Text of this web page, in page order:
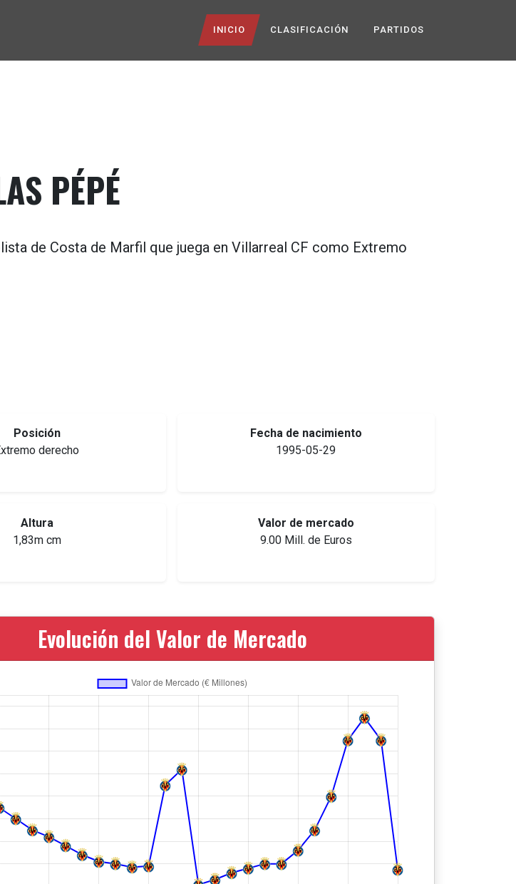
INICIO CLASIFICACIÓN PARTIDOS
PÉPÉ
de Costa de Marfil que juega en Villarreal CF como Extremo
Posición
derecho
Fecha de nacimiento
1995-05-29
Altura
1,83m cm
Valor de mercado
9.00 Mill. de Euros
Evolución del Valor de Mercado